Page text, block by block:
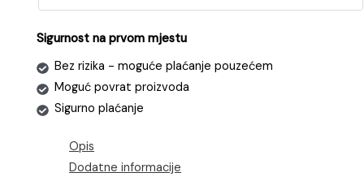
11kW
s
utičnicom
(CRNI)
|
količina
Sigurnost na prvom mjestu
Bez rizika - moguće plaćanje pouzećem
Moguć povrat proizvoda
Sigurno plaćanje
Opis
Dodatne informacije